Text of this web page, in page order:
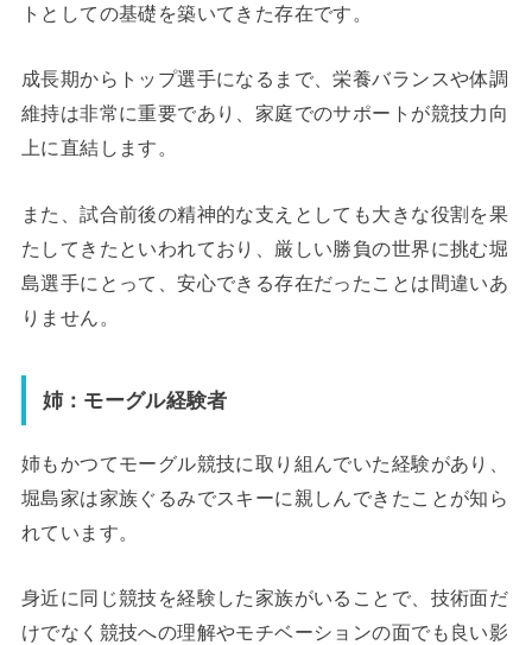
トとしての基礎を築いてきた存在です。
成長期からトップ選手になるまで、栄養バランスや体調
維持は非常に重要であり、家庭でのサポートが競技力向
上に直結します。
また、試合前後の精神的な支えとしても大きな役割を果
たしてきたといわれており、厳しい勝負の世界に挑む堀
島選手にとって、安心できる存在だったことは間違いあ
りません。
姉：モーグル経験者
姉もかつてモーグル競技に取り組んでいた経験があり、
堀島家は家族ぐるみでスキーに親しんできたことが知ら
れています。
身近に同じ競技を経験した家族がいることで、技術面だ
けでなく競技への理解やモチベーションの面でも良い影